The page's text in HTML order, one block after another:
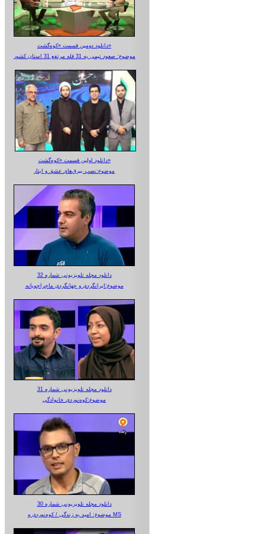
دانلود دومین قسمت «کوه‌گشت»
موضوع: صعود تیمی به 31 قله مرتفع 31 استان کشور
دانلود اولین قسمت «کوه‌گشت»
موضوع:نصب بیرق‌های عشق و ایثار
دانلود مجله تلویزیونی شماره 32
موضوع:ایرانگردی و جهانگردی ماجراجویانه
دانلود مجله تلویزیونی شماره 31
موضوع:کوه‌نوردی خانوادگی
دانلود مجله تلویزیونی شماره 30
موضوع: امید به زندگی / کوه‌نوردی و MS